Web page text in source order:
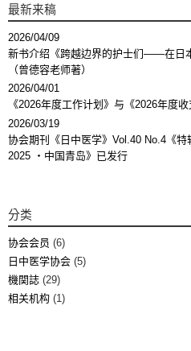
最新来稿
2026/04/09
新书介绍《跨越边界的护士们——在日
（曾德容老师著）
2026/04/01
《2026年度工作计划》与《2026年度
2026/03/19
协会期刊《日中医学》Vol.40 No.4《
2025 ・中国青岛》已发行
分类
协会会员 (6)
日中医学协会 (5)
機関誌 (29)
相关机构 (1)